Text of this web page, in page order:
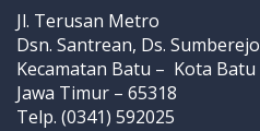
Jl. Terusan Metro
Dsn. Santrean, Ds. Sumberejo
Kecamatan Batu – Kota Batu
Jawa Timur – 65318
Telp. (0341) 592025